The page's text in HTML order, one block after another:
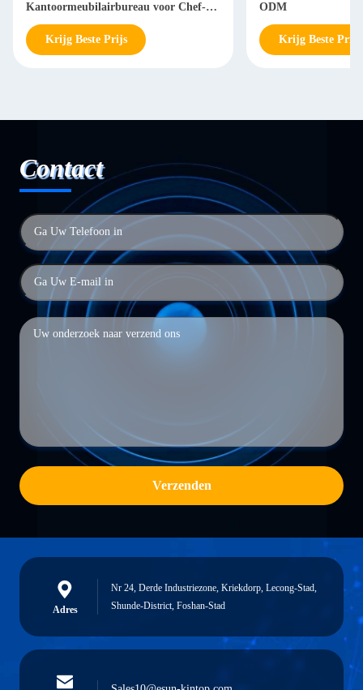
Kantoormeubilairbureau voor Chef-
Manager
Krijg Beste Prijs
ODM
Krijg Beste Prijs
Contact
Verzenden
Adres
Nr 24, Derde Industriezone, Kriekdorp, Lecong-Stad,
Shunde-District, Foshan-Stad